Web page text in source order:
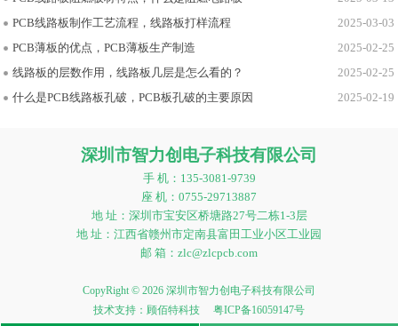
2025-03-03
PCB线路板制作工艺流程，线路板打样流程
2025-02-25
PCB薄板的优点，PCB薄板生产制造
2025-02-25
线路板的层数作用，线路板几层是怎么看的？
2025-02-19
什么是PCB线路板孔破，PCB板孔破的主要原因
深圳市智力创电子科技有限公司
手 机：135-3081-9739
座 机：0755-29713887
地 址：深圳市宝安区桥塘路27号二栋1-3层
地 址：江西省赣州市定南县富田工业小区工业园
邮 箱：zlc@zlcpcb.com
CopyRight © 2026 深圳市智力创电子科技有限公司
技术支持： 顾佰特科技 粤ICP备16059147号